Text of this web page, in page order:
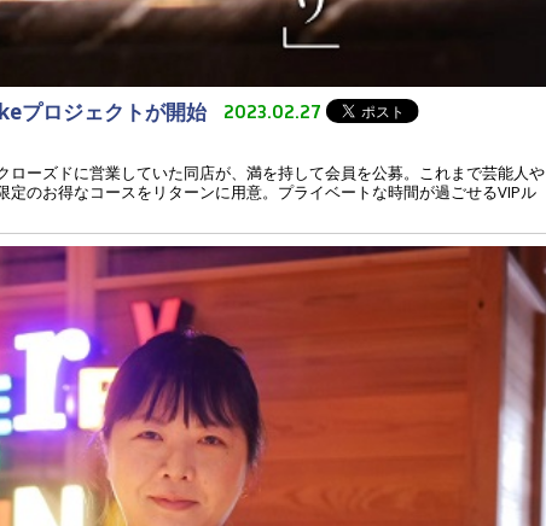
プロジェクトが開始 2023.02.27
ーズドに営業していた同店が、満を持して会員を公募。これまで芸能人や
のお得なコースをリターンに用意。プライベートな時間が過ごせるVIPル